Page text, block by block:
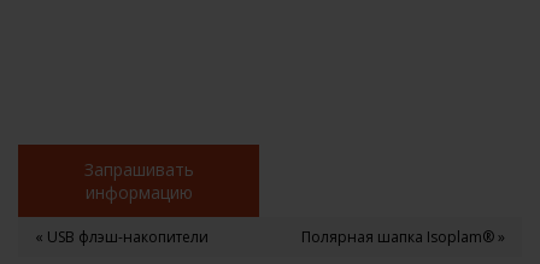
Запрашивать
информацию
« USB флэш-накопители Полярная шапка Isoplam® »